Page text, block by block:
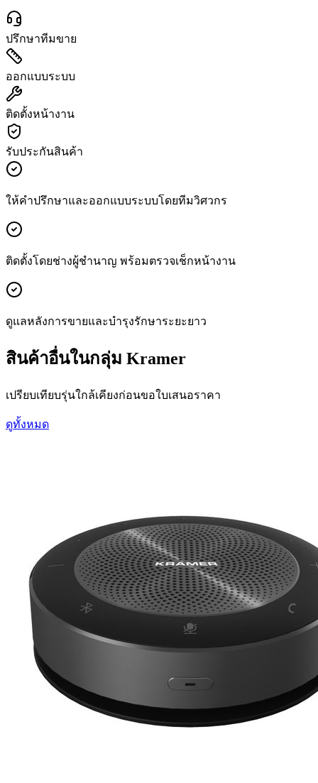
ปรึกษาทีมขาย
ออกแบบระบบ
ติดตั้งหน้างาน
รับประกันสินค้า
ให้คำปรึกษาและออกแบบระบบโดยทีมวิศวกร
ติดตั้งโดยช่างผู้ชำนาญ พร้อมตรวจเช็กหน้างาน
ดูแลหลังการขายและบำรุงรักษาระยะยาว
สินค้าอื่นในกลุ่ม Kramer
เปรียบเทียบรุ่นใกล้เคียงก่อนขอใบเสนอราคา
ดูทั้งหมด